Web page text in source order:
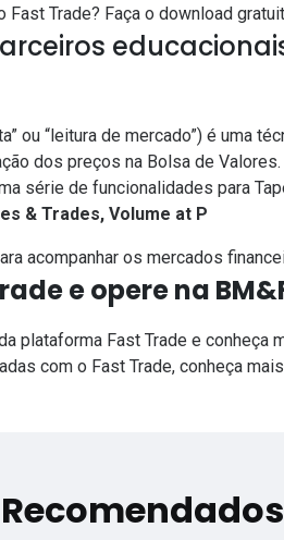
Fast Trade? Faça o download
ou “leitura de mercado”) é uma
dos preços na Bolsa de
série de funcionalidades para
& Trades, Volume at P
acompanhar os mercados
e opere na
plataforma Fast Trade e conheça
com o Fast Trade, conheça